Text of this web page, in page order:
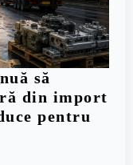
să
din import
pentru